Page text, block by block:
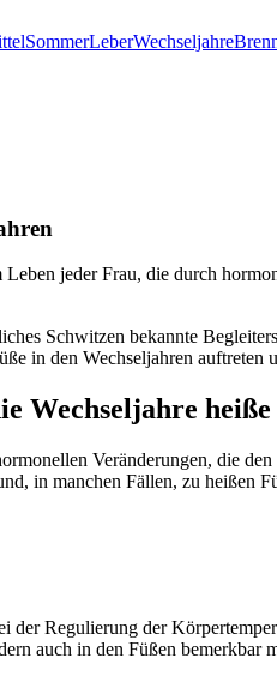
SommerLeberWechseljahre
Leben jeder Frau, die durch
Schwitzen bekannte
in den Wechseljahren
Wechseljahre heiße
Veränderungen, die
in manchen Fällen, zu heißen
der Regulierung der
auch in den Füßen bemerkbar